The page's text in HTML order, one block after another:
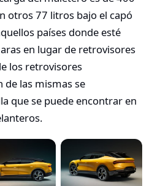
otros 77 litros bajo el capó
países donde esté
en lugar de retrovisores
los retrovisores
de las mismas se
que se puede encontrar en